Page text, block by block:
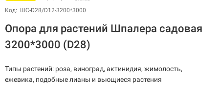
Код: ШС-D28/D12-3200*3000
Опора для растений Шпалера садовая
3200*3000 (D28)
Типы растений: роза, виноград, актинидия, жимолость,
ежевика, подобные лианы и вьющиеся растения